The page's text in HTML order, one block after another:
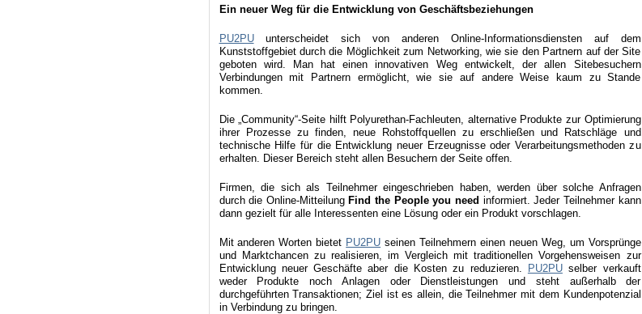
Ein neuer Weg für die Entwicklung von Geschäftsbeziehungen
PU2PUunterscheidet sich von anderen Online-Informationsdiensten auf dem
Kunststoffgebiet durch die Möglichkeit zum Networking, wie sie den Partnern auf der Site
geboten wird. Man hat einen innovativen Weg entwickelt, der allen Sitebesuchern
Verbindungen mit Partnern ermöglicht, wie sie auf andere Weise kaum zu Stande
kommen.
Die „Community“-Seite hilft Polyurethan-Fachleuten, alternative Produkte zur Optimierung
ihrer Prozesse zu finden, neue Rohstoffquellen zu erschließen und Ratschläge und
technische Hilfe für die Entwicklung neuer Erzeugnisse oder Verarbeitungsmethoden zu
erhalten. Dieser Bereich steht allen Besuchern der Seite offen.
Firmen, die sich als Teilnehmer eingeschrieben haben, werden über solche Anfragen
durch die Online-Mitteilung Find the People you need informiert. Jeder Teilnehmer kann
dann gezielt für alle Interessenten eine Lösung oder ein Produkt vorschlagen.
Mit anderen Worten bietet PU2PU seinen Teilnehmern einen neuen Weg, um Vorsprünge
und Marktchancen zu realisieren, im Vergleich mit traditionellen Vorgehensweisen zur
Entwicklung neuer Geschäfte aber die Kosten zu reduzieren.
PU2PUselber verkauft
weder Produkte noch Anlagen oder Dienstleistungen und steht außerhalb der
durchgeführten Transaktionen; Ziel ist es allein, die Teilnehmer mit dem Kundenpotenzial
in Verbindung zu bringen.